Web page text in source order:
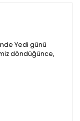
Yedi günü
döndüğünce,